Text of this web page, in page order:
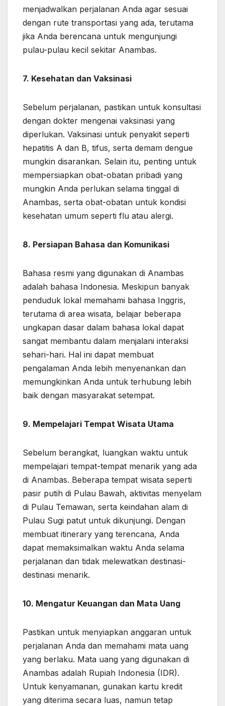
menjadwalkan perjalanan Anda agar sesuai
dengan rute transportasi yang ada, terutama
jika Anda berencana untuk mengunjungi
pulau-pulau kecil sekitar Anambas.
7. Kesehatan dan Vaksinasi
Sebelum perjalanan, pastikan untuk konsultasi
dengan dokter mengenai vaksinasi yang
diperlukan. Vaksinasi untuk penyakit seperti
hepatitis A dan B, tifus, serta demam dengue
mungkin disarankan. Selain itu, penting untuk
mempersiapkan obat-obatan pribadi yang
mungkin Anda perlukan selama tinggal di
Anambas, serta obat-obatan untuk kondisi
kesehatan umum seperti flu atau alergi.
8. Persiapan Bahasa dan Komunikasi
Bahasa resmi yang digunakan di Anambas
adalah bahasa Indonesia. Meskipun banyak
penduduk lokal memahami bahasa Inggris,
terutama di area wisata, belajar beberapa
ungkapan dasar dalam bahasa lokal dapat
sangat membantu dalam menjalani interaksi
sehari-hari. Hal ini dapat membuat
pengalaman Anda lebih menyenankan dan
memungkinkan Anda untuk terhubung lebih
baik dengan masyarakat setempat.
9. Mempelajari Tempat Wisata Utama
Sebelum berangkat, luangkan waktu untuk
mempelajari tempat-tempat menarik yang ada
di Anambas. Beberapa tempat wisata seperti
pasir putih di Pulau Bawah, aktivitas menyelam
di Pulau Temawan, serta keindahan alam di
Pulau Sugi patut untuk dikunjungi. Dengan
membuat itinerary yang terencana, Anda
dapat memaksimalkan waktu Anda selama
perjalanan dan tidak melewatkan destinasi-
destinasi menarik.
10. Mengatur Keuangan dan Mata Uang
Pastikan untuk menyiapkan anggaran untuk
perjalanan Anda dan memahami mata uang
yang berlaku. Mata uang yang digunakan di
Anambas adalah Rupiah Indonesia (IDR).
Untuk kenyamanan, gunakan kartu kredit
yang diterima secara luas, namun tetap